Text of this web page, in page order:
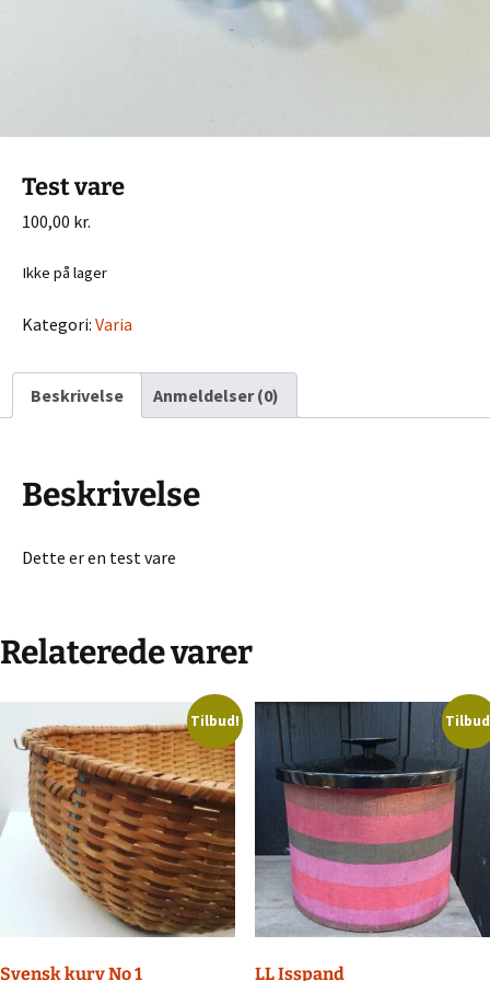
Test vare
100,00 kr.
Ikke på lager
Kategori: Varia
Beskrivelse Anmeldelser (0)
Beskrivelse
Dette er en test vare
Relaterede varer
Tilbud!
Svensk kurv No 1 LL Isspand